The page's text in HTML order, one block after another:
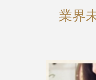
業界